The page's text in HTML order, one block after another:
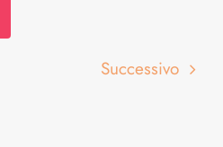
Successivo